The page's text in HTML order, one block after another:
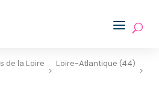
de la Loire
>
Loire-Atlantique (44)
>